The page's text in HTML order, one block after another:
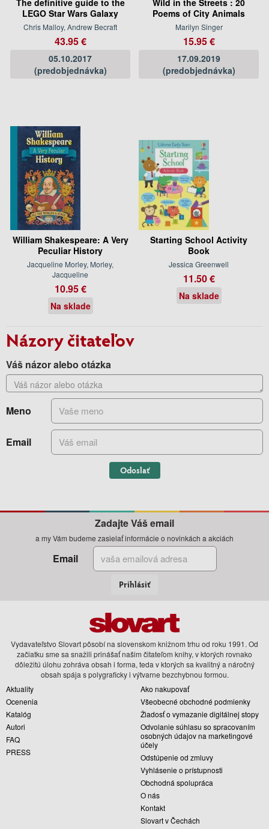
LEGO Star Wars Galaxy
Chris Malloy, Andrew Becraft
43.95 €
05.10.2017
(predobjednávka)
Poems of City Animals
Marilyn Singer
15.95 €
17.09.2019
(predobjednávka)
William Shakespeare: A Very
Peculiar History
Jacqueline Morley, Morley,
Jacqueline
10.95 €
Na sklade
Starting School Activity
Book
Jessica Greenwell
11.50 €
Na sklade
Názory čitateľov
Váš názor alebo otázka
Meno
Email
Odoslať
Zadajte Váš email
a my Vám budeme zasielať informácie o novinkách a akciách
Email
Prihlásiť
Vydavateľstvo Slovart pôsobí na slovenskom knižnom trhu od roku 1991. Od
začiatku sme sa snažili prinášať našim čitateľom knihy, v ktorých rovnako
dôležitú úlohu zohráva obsah i forma, teda v ktorých sa kvalitný a náročný
obsah spája s polygraficky i výtvarne bezchybnou formou.
Aktuality
Ocenenia
Katalóg
Autori
FAQ
PRESS
Ako nakupovať
Všeobecné obchodné podmienky
Žiadosť o vymazanie digitálnej stopy
Odvolanie súhlasu so spracovaním
osobných údajov na marketingové
účely
Odstúpenie od zmluvy
Vyhlásenie o prístupnosti
Obchodná spolupráca
O nás
Kontakt
Slovart v Čechách